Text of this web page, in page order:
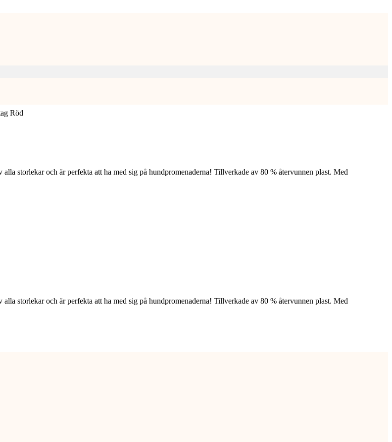
Röd
storlekar och är perfekta att ha med sig på hundpromenaderna! Tillverkade av 80 % återvunnen plast. Med
storlekar och är perfekta att ha med sig på hundpromenaderna! Tillverkade av 80 % återvunnen plast. Med